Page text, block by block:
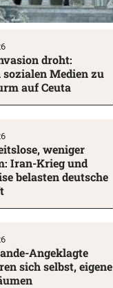
droht:
Medien zu
auf Ceuta
weniger
Iran-Krieg und
belasten deutsche
Angeklagte
sich selbst, eigene